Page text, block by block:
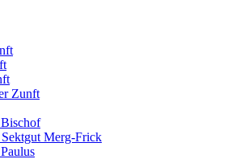
Zunft
Merg-Frick